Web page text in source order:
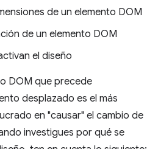
de un elemento DOM
de un elemento DOM
el diseño
DOM que precede
desplazado es el más
en "causar" el cambio de
investigues por qué se